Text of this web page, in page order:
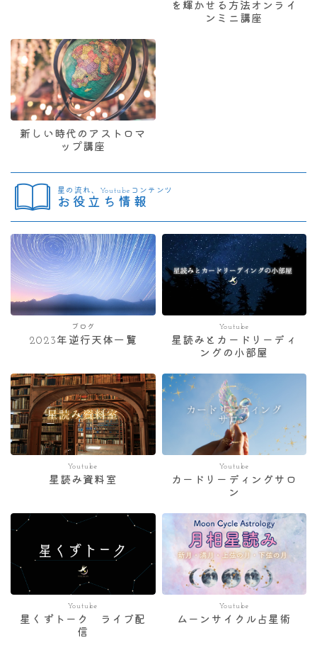
を輝かせる方法オンライ
ンミニ講座
新しい時代のアストロマ
ップ講座
星の流れ、Youtubeコンテンツ
お役立ち情報
ブログ
2023年逆行天体一覧
Youtube
星読みとカードリーディ
ングの小部屋
Youtube
星読み資料室
Youtube
カードリーディングサロ
ン
Youtube
星くずトーク ライブ配
信
Youtube
ムーンサイクル占星術